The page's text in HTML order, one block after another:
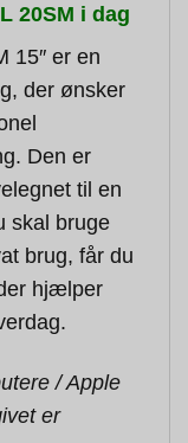
20SM i dag
15″ er en
der ønsker
Den er
til en
skal bruge
brug, får du
hjælper
/ Apple
er